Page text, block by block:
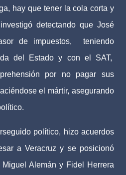
hay que tener la cola corta y
detectando que José
de impuestos,
teniendo
del Estado y con el SAT,
por no pagar sus
el mártir, asegurando
político, hizo acuerdos
a Veracruz y se posicionó
Alemán y Fidel Herrera